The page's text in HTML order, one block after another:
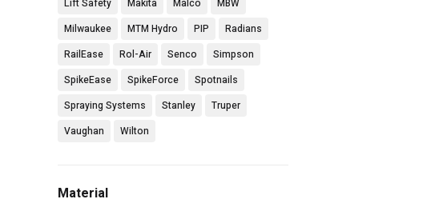
Lift Safety
Makita Malco
MBW
Milwaukee
MTM Hydro PIP
Radians
RailEase
Rol-Air Senco
Simpson
SpikeEase
SpikeForce
Spotnails
Spraying Systems
Stanley
Truper
Vaughan
Wilton
Material